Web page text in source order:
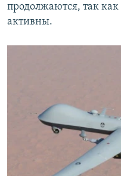
продолжаются, так
активны.